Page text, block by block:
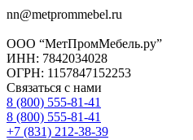
nn@metprommebel.ru
ООО “МетПромМебель.ру”
ИНН: 7842034028
ОГРН: 1157847152253
Связаться с нами
8 (800) 555-81-41
8 (800) 555-81-41
+7 (831) 212-38-39